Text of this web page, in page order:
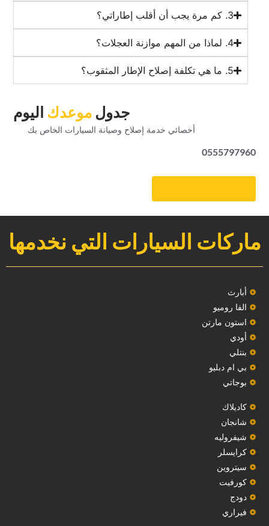
‏4. لماذا من المهم موازنة العجلات؟‏
‏جدول‏‏موعدك‏ ‏اليوم‏
‏أخصائي خدمة إصلاح وصيانة السيارات الخاص بك‏
0555797960
ماركات السيارات التي نخدمها
‏أبارث‏
الفا روميو
استون مارتن
أودي
بنتلي
بي ام دبليو
بوجاتي
كاديلاك
‏شانجان‏
شيفروليه
‏كرايسلر‏
سيتروين
‏كورفيت‏
دودج
فيراري